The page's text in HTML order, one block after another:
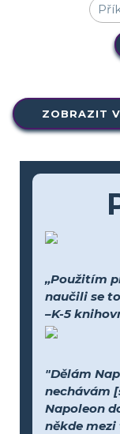
ZOBRAZIT
„Použitím
naučili se
–K-5
"Dělám
nechávám
Napoleon
někde